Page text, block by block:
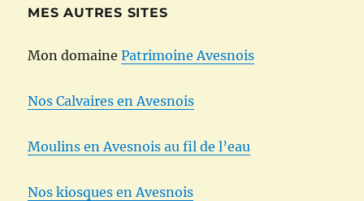
MES AUTRES SITES
Mon domainePatrimoine Avesnois
Nos Calvaires en Avesnois
Moulins en Avesnois au fil de l’eau
Nos kiosques en Avesnois